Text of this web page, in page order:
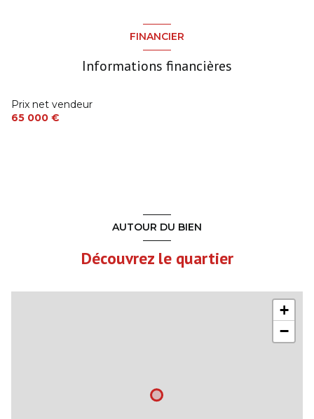
FINANCIER
Informations financières
Prix net vendeur
65 000 €
AUTOUR DU BIEN
Découvrez le quartier
+
−